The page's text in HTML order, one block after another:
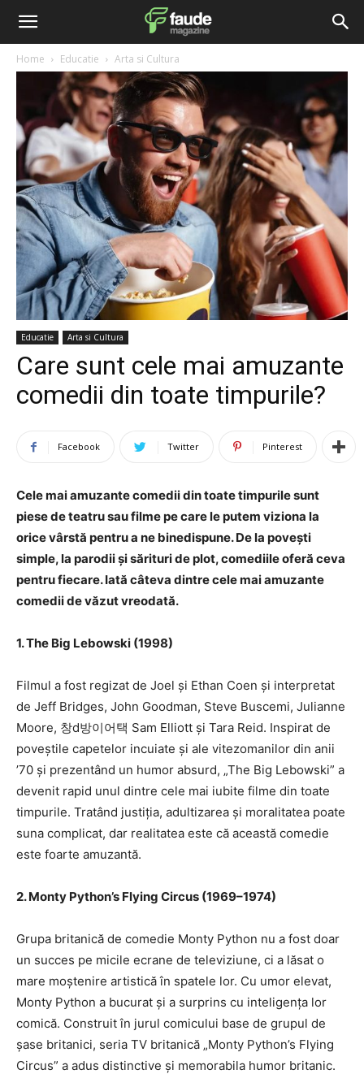
Home Educatie Arta si Cultura
Educatie Arta si Cultura
Care sunt cele mai amuzante
comedii din toate timpurile?
Facebook Twitter Pinterest
Cele mai amuzante comedii din toate timpurile sunt
piese de teatru sau filme pe care le putem viziona la
orice vârstă pentru a ne binedispune. De la povești
simple, la parodii și sărituri de plot, comediile oferă ceva
pentru fiecare. Iată câteva dintre cele mai amuzante
comedii de văzut vreodată.
1. The Big Lebowski (1998)
Filmul a fost regizat de Joel și Ethan Coen și interpretat
de Jeff Bridges, John Goodman, Steve Buscemi, Julianne
Moore, 창d방이어택 Sam Elliott și Tara Reid. Inspirat de
poveștile capetelor incuiate și ale vitezomanilor din anii
’70 și prezentând un humor absurd, „The Big Lebowski” a
devenit rapid unul dintre cele mai iubite filme din toate
timpurile. Tratând justiția, adultizarea și moralitatea poate
suna complicat, dar realitatea este că această comedie
este foarte amuzantă.
2. Monty Python’s Flying Circus (1969–1974)
Grupa britanică de comedie Monty Python nu a fost doar
un succes pe micile ecrane de televiziune, ci a lăsat o
mare moștenire artistică în spatele lor. Cu umor elevat,
Monty Python a bucurat și a surprins cu inteligența lor
comică. Construit în jurul comicului base de grupul de
șase britanici, seria TV britanică „Monty Python’s Flying
Circus” a adus distinctive și memorabila humor britanic.